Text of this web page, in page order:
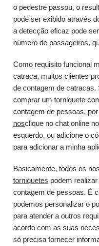
o pedestre passou, o
pode ser exibido através
a detecção eficaz pode
número de passageiros,
Como requisito funcional
catraca, muitos clientes
de contagem de catracas.
comprar um torniquete
contagem de pessoas,
nosclique no chat online
esquerdo, ou adicione o
para adicionar a minha
Basicamente, todos os
torniquetes podem
contagem de pessoas. É
podemos personalizar o
para atender a outros
acordo com as suas
só precisa fornecer